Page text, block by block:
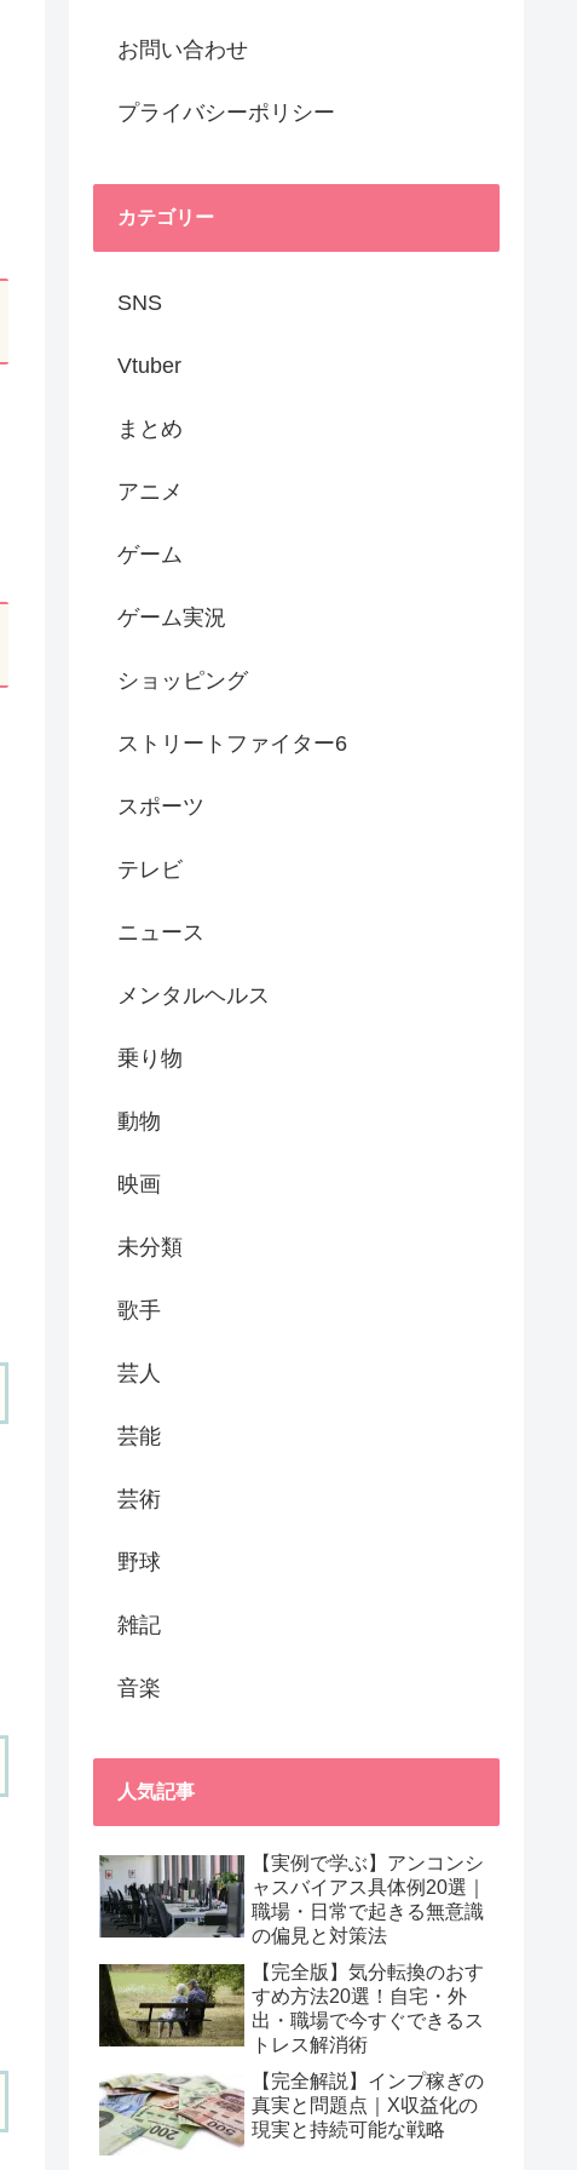
お問い合わせ
プライバシーポリシー
カテゴリー
SNS
Vtuber
まとめ
アニメ
ゲーム
ゲーム実況
ショッピング
ストリートファイター6
スポーツ
テレビ
ニュース
メンタルヘルス
乗り物
動物
映画
未分類
歌手
芸人
芸能
芸術
野球
雑記
音楽
人気記事
【実例で学ぶ】アンコンシ
ャスバイアス具体例20選｜
職場・日常で起きる無意識
の偏見と対策法
【完全版】気分転換のおす
すめ方法20選！自宅・外
出・職場で今すぐできるス
トレス解消術
【完全解説】インプ稼ぎの
真実と問題点｜X収益化の
現実と持続可能な戦略